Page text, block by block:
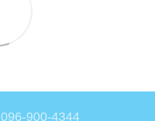
096-900-4344